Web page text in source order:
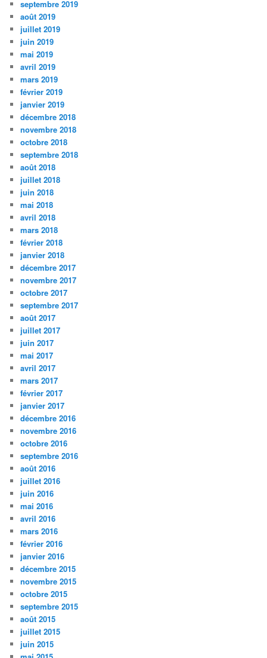
septembre 2019
août 2019
juillet 2019
juin 2019
mai 2019
avril 2019
mars 2019
février 2019
janvier 2019
décembre 2018
novembre 2018
octobre 2018
septembre 2018
août 2018
juillet 2018
juin 2018
mai 2018
avril 2018
mars 2018
février 2018
janvier 2018
décembre 2017
novembre 2017
octobre 2017
septembre 2017
août 2017
juillet 2017
juin 2017
mai 2017
avril 2017
mars 2017
février 2017
janvier 2017
décembre 2016
novembre 2016
octobre 2016
septembre 2016
août 2016
juillet 2016
juin 2016
mai 2016
avril 2016
mars 2016
février 2016
janvier 2016
décembre 2015
novembre 2015
octobre 2015
septembre 2015
août 2015
juillet 2015
juin 2015